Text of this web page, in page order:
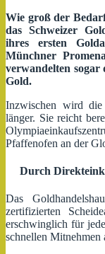
Wie groß der
das Schweizer
ihres ersten
Münchner
verwandelten
Gold.
Inzwischen wird
länger. Sie reicht
Pfaffenofen an der
Durch
Das
zertifizierten
erschwinglich für
schnellen Mitnehmen